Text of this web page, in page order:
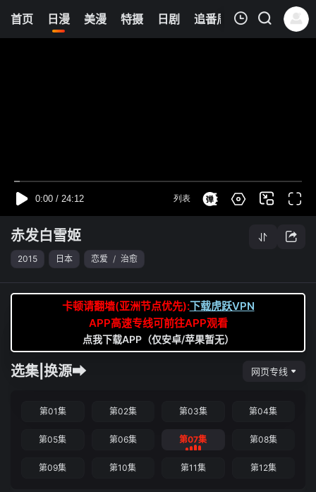
首页 日漫 美漫 特摄 日剧 追番周表 今日更新
8
赤发白雪姬
2015 日本 恋爱 / 治愈
卡顿请翻墙(亚洲节点优先):下载虎跃VPN
APP高速专线可前往APP观看
点我下载APP（仅安卓/苹果暂无）
选集|换源➡ 网页专线
第01集 第02集 第03集 第04集
第05集 第06集 第07集 第08集
第09集 第10集 第11集 第12集